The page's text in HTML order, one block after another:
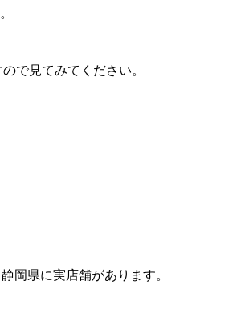
で見てみてください。
岡県に実店舗があります。